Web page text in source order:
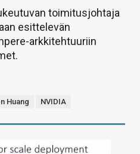
toimitusjohtaja
esittelevän
arkkitehtuuriin
Huang NVIDIA